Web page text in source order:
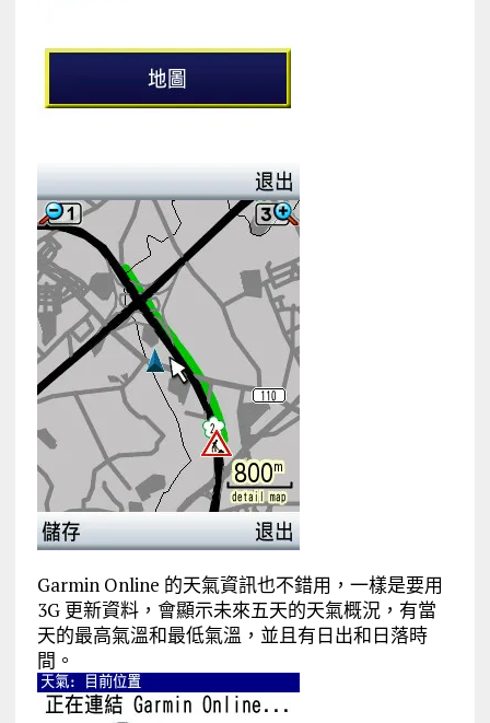
Garmin Online 的天氣資訊也不錯用，一樣是要用
3G 更新資料，會顯示未來五天的天氣概況，有當
天的最高氣溫和最低氣溫，並且有日出和日落時
間。